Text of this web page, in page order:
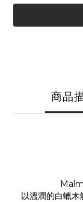
商品
以溫潤的白蠟木